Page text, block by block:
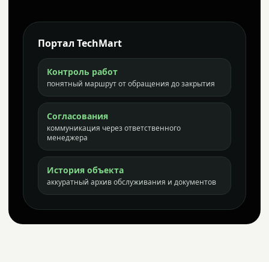
Портал TechMart
Контроль работ
понятный маршрут от обращения до закрытия
Согласования
коммуникация через ответственного
менеджера
История объекта
аккуратный архив обслуживания и документов